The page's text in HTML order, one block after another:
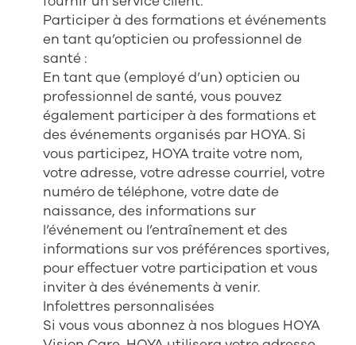
Participer à des formations et événements
en tant qu’opticien ou professionnel de
santé :
En tant que (employé d’un) opticien ou
professionnel de santé, vous pouvez
également participer à des formations et
des événements organisés par HOYA. Si
vous participez, HOYA traite votre nom,
votre adresse, votre adresse courriel, votre
numéro de téléphone, votre date de
naissance, des informations sur
l’événement ou l’entraînement et des
informations sur vos préférences sportives,
pour effectuer votre participation et vous
inviter à des événements à venir.
Infolettres personnalisées
Si vous vous abonnez à nos blogues HOYA